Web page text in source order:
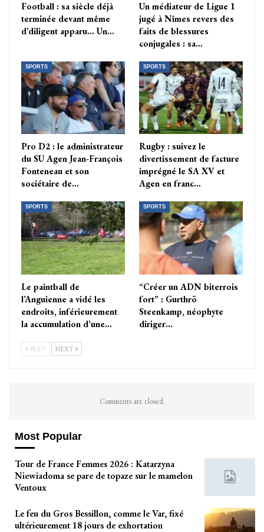
Football : sa siècle déjà
terminée devant même
d’diligent apparu… Un…
Un médiateur de Ligue 1
jugé à Nîmes revers des
faits de blessures
conjugales : sa…
SPORTS
Pro D2 : le administrateur
du SU Agen Jean-François
Fonteneau et son
sociétaire de…
SPORTS
Rugby : suivez le
divertissement de facture
imprégné le SA XV et
Agen en franc…
SPORTS
Le paintball de
l’Anguienne a vidé les
endroits, inférieurement
la accumulation d’une…
SPORTS
“Créer un ADN biterrois
fort” : Gurthrö
Steenkamp, néophyte
diriger…
PREV NEXT
Comments are closed.
Most Popular
Tour de France Femmes 2026 : Katarzyna
Niewiadoma se pare de topaze sur le mamelon
Ventoux
Le feu du Gros Bessillon, comme le Var, fixé
ultérieurement 18 jours de exhortation